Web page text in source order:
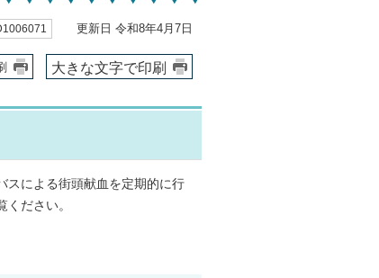
更新日 令和8年4月7日
大きな文字で印刷
スによる街頭献血を定期的に行
ださい。